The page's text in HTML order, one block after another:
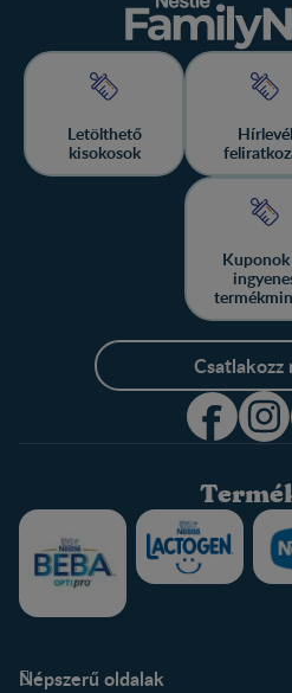
Letölthető
kisokosok
Hírlevél
Kuponok
Csatlakozz
Népszerű oldalak